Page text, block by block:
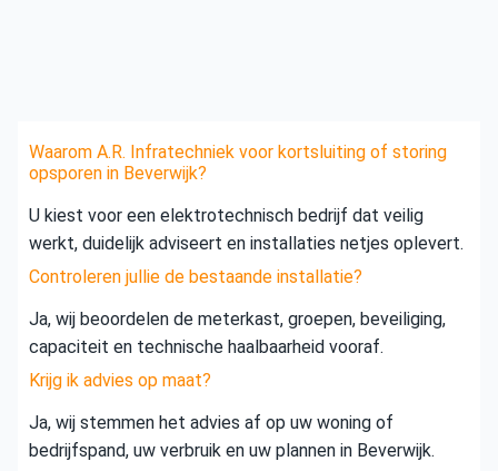
Waarom A.R. Infratechniek voor kortsluiting of storing
opsporen in Beverwijk?
U kiest voor een elektrotechnisch bedrijf dat veilig
werkt, duidelijk adviseert en installaties netjes oplevert.
Controleren jullie de bestaande installatie?
Ja, wij beoordelen de meterkast, groepen, beveiliging,
capaciteit en technische haalbaarheid vooraf.
Krijg ik advies op maat?
Ja, wij stemmen het advies af op uw woning of
bedrijfspand, uw verbruik en uw plannen in Beverwijk.